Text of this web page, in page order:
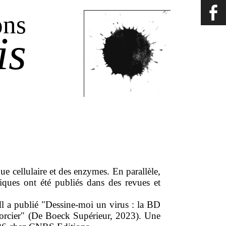
cellulaire et des enzymes. En parallèle,
ont été publiés dans des revues et
a publié "Dessine-moi un virus : la BD
(De Boeck Supérieur, 2023). Une